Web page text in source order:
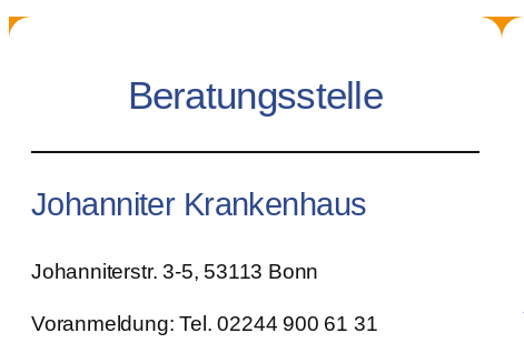
Beratungsstelle
Johanniter Krankenhaus
Johanniterstr. 3-5, 53113 Bonn
Voranmeldung: Tel. 02244 900 61 31